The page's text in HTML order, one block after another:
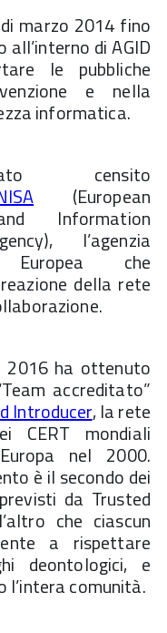
marzo 2014 fino
di AGID
le pubbliche
e nella
informatica.
censito
(European
Information
l’agenzia
Europea che
della rete
2016 ha ottenuto
accreditato”
Introducer, la rete
CERT mondiali
nel 2000.
è il secondo dei
da Trusted
che ciascun
a rispettare
deontologici, e
l’intera comunità.